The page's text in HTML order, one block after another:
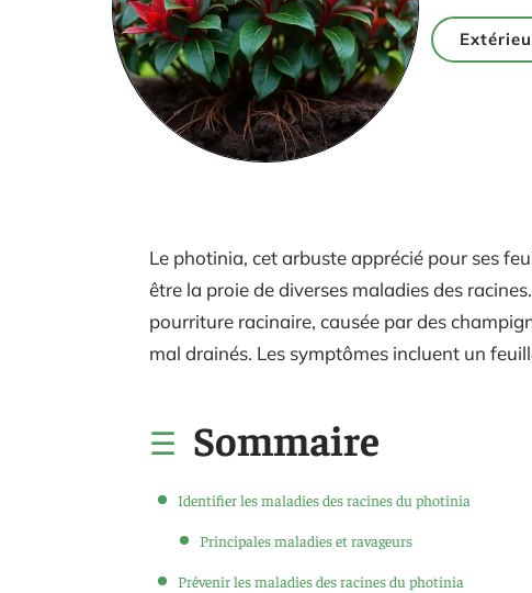
Le photinia, cet arbuste apprécié pour ses
être la proie de diverses maladies des
pourriture racinaire, causée par des
mal drainés. Les symptômes incluent un
Sommaire
Identifier les maladies des racines du photinia
Principales maladies et ravageurs
Prévenir les maladies des racines du photinia